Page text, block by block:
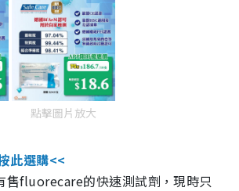
點擊圖片放大
此選購<<
售fluorecare的快速測試劑，現時只